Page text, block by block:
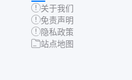
关于我们
免责声明
隐私政策
站点地图